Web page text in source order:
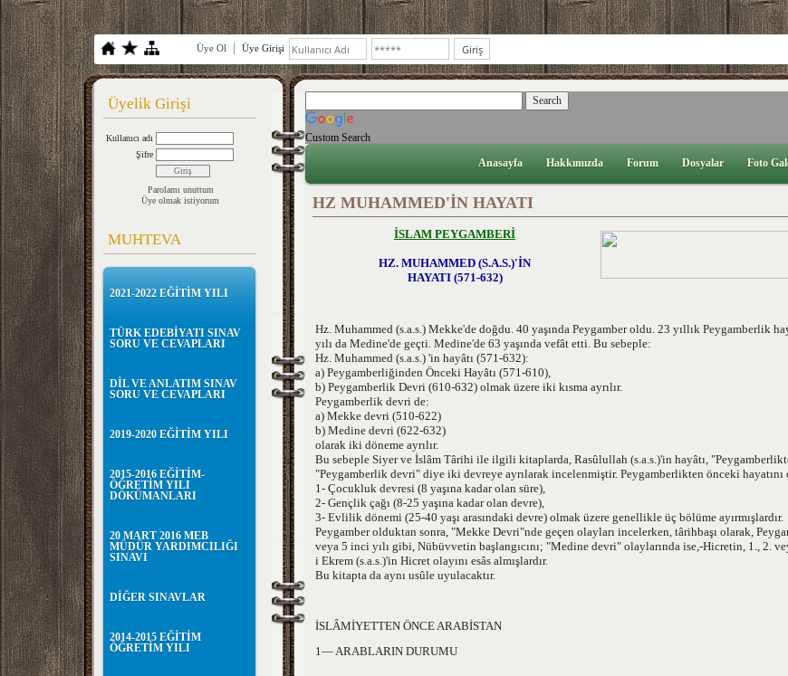
Üye Ol Üye Girişi
Üyelik Girişi
Kullanıcı adı
Şifre
Parolamı unuttum
Üye olmak istiyorum
MUHTEVA
2021-2022 EĞİTİM YILI
TÜRK EDEBİYATI SINAV
SORU VE CEVAPLARI
DİL VE ANLATIM SINAV
SORU VE CEVAPLARI
2019-2020 EĞİTİM YILI
2015-2016 EĞİTİM-
ÖĞRETİM YILI
DÖKÜMANLARI
20 MART 2016 MEB
MÜDÜR YARDIMCILIĞI
SINAVI
DİĞER SINAVLAR
2014-2015 EĞİTİM
ÖĞRETİM YILI
Custom Search
Anasayfa
Hakkımızda Forum Dosyalar Foto
HZ MUHAMMED'İN HAYATI
İSLAM PEYGAMBERİ
HZ. MUHAMMED (S.A.S.)'İN
HAYATI (571-632)
Hz. Muhammed (s.a.s.) Mekke'de doğdu. 40 yaşında Peygamber oldu. 23 yıllık Peygamberlik
yılı da Medine'de geçti. Medine'de 63 yaşında vefât etti. Bu sebeple:
Hz. Muhammed (s.a.s.) 'in hayâtı (571-632):
a) Peygamberliğinden Önceki Hayâtı (571-610),
b) Peygamberlik Devri (610-632) olmak üzere iki kısma ayrılır.
Peygamberlik devri de:
a) Mekke devri (510-622)
b) Medine devri (622-632)
olarak iki döneme ayrılır.
Bu sebeple Siyer ve İslâm Târihi ile ilgili kitaplarda, Rasûlullah (s.a.s.)'in hayâtı,
"Peygamberlik devri" diye iki devreye ayrılarak incelenmiştir. Peygamberlikten önceki hayatını
1- Çocukluk devresi (8 yaşına kadar olan süre),
2- Gençlik çağı (8-25 yaşına kadar olan devre),
3- Evlilik dönemi (25-40 yaşı arasındaki devre) olmak üzere genellikle üç bölüme ayırmışlardır.
Peygamber olduktan sonra, "Mekke Devri"nde geçen olayları incelerken, târihbaşı olarak,
veya 5 inci yılı gibi, Nübüvvetin başlangıcını; "Medine devri" olaylarında ise,-Hicretin, 1., 2.
i Ekrem (s.a.s.)'in Hicret olayını esâs almışlardır.
Bu kitapta da aynı usûle uyulacaktır.
İSLÂMİYETTEN ÖNCE ARABİSTAN
1— ARABLARIN DURUMU